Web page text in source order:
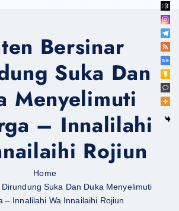
Bersinar
Suka Dan
Menyelimuti
– Innalilahi
Rojiun
Home
Suka Dan Duka Menyelimuti
– Innalilahi Wa Innailaihi Rojiun